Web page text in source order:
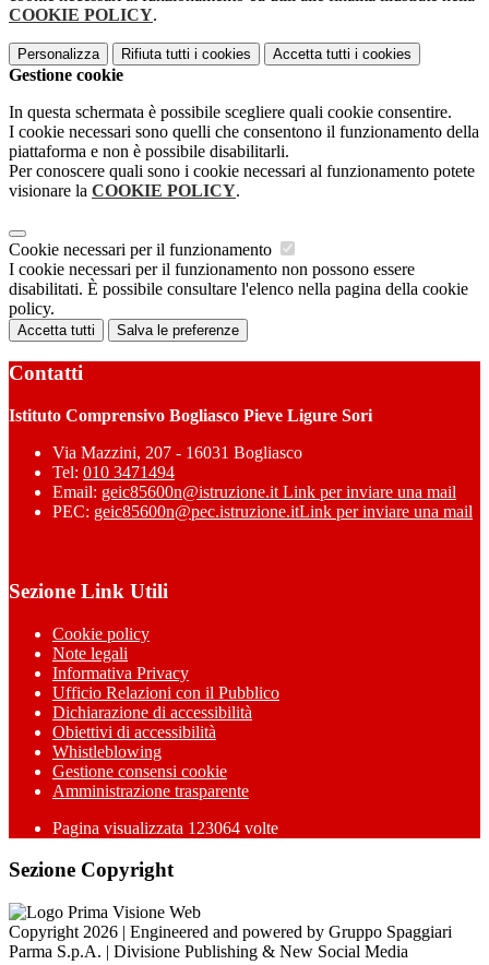
COOKIE POLICY.
Personalizza Rifiuta tutti i cookies Accetta tutti i cookies
Gestione cookie
In questa schermata è possibile scegliere quali cookie consentire.
I cookie necessari sono quelli che consentono il funzionamento della
piattaforma e non è possibile disabilitarli.
Per conoscere quali sono i cookie necessari al funzionamento potete
visionare la COOKIE POLICY.
Cookie necessari per il funzionamento
I cookie necessari per il funzionamento non possono essere
disabilitati. È possibile consultare l'elenco nella pagina della cookie
policy.
Accetta tutti Salva le preferenze
Contatti
Istituto Comprensivo Bogliasco Pieve Ligure Sori
Via Mazzini, 207 - 16031 Bogliasco
Tel: 010 3471494
Email: geic85600n@istruzione.it Link per inviare una mail
PEC: geic85600n@pec.istruzione.itLink per inviare una mail
Sezione Link Utili
Cookie policy
Note legali
Informativa Privacy
Ufficio Relazioni con il Pubblico
Dichiarazione di accessibilità
Obiettivi di accessibilità
Whistleblowing
Gestione consensi cookie
Amministrazione trasparente
Pagina visualizzata 123064 volte
Sezione Copyright
Copyright 2026 | Engineered and powered by Gruppo Spaggiari
Parma S.p.A. | Divisione Publishing & New Social Media